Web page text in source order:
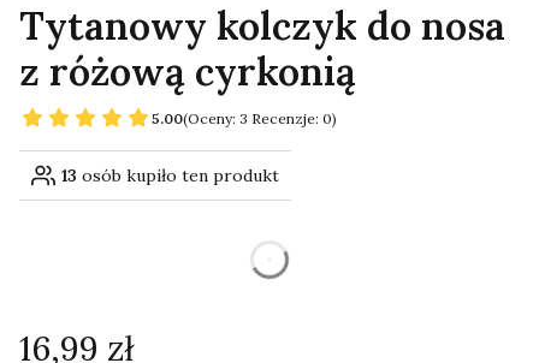
Tytanowy kolczyk do nosa
z różową cyrkonią
5.00(Oceny: 3 Recenzje: 0)
13 osób kupiło ten produkt
dnia
Cena
16,99 zł